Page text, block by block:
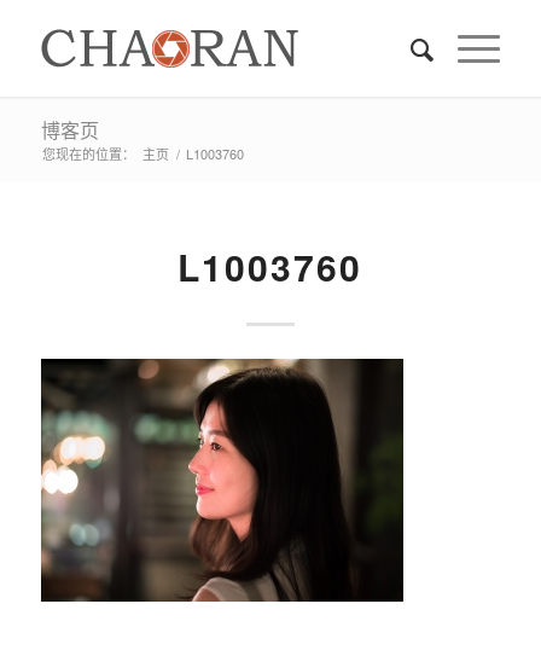
博客页
您现在的位置： 主页 / L1003760
L1003760